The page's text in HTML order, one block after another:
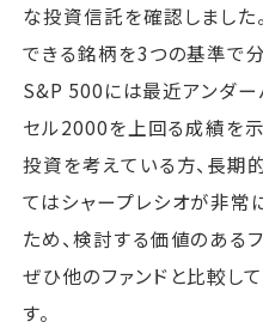
な投資信託を確認しまし
できる銘柄を3つの基準で分
S&P 500には最近アンダー
セル2000を上回る成績を
投資を考えている方、長期
てはシャープレシオが非常
ため、検討する価値のある
ぜひ他のファンドと比較し
す。